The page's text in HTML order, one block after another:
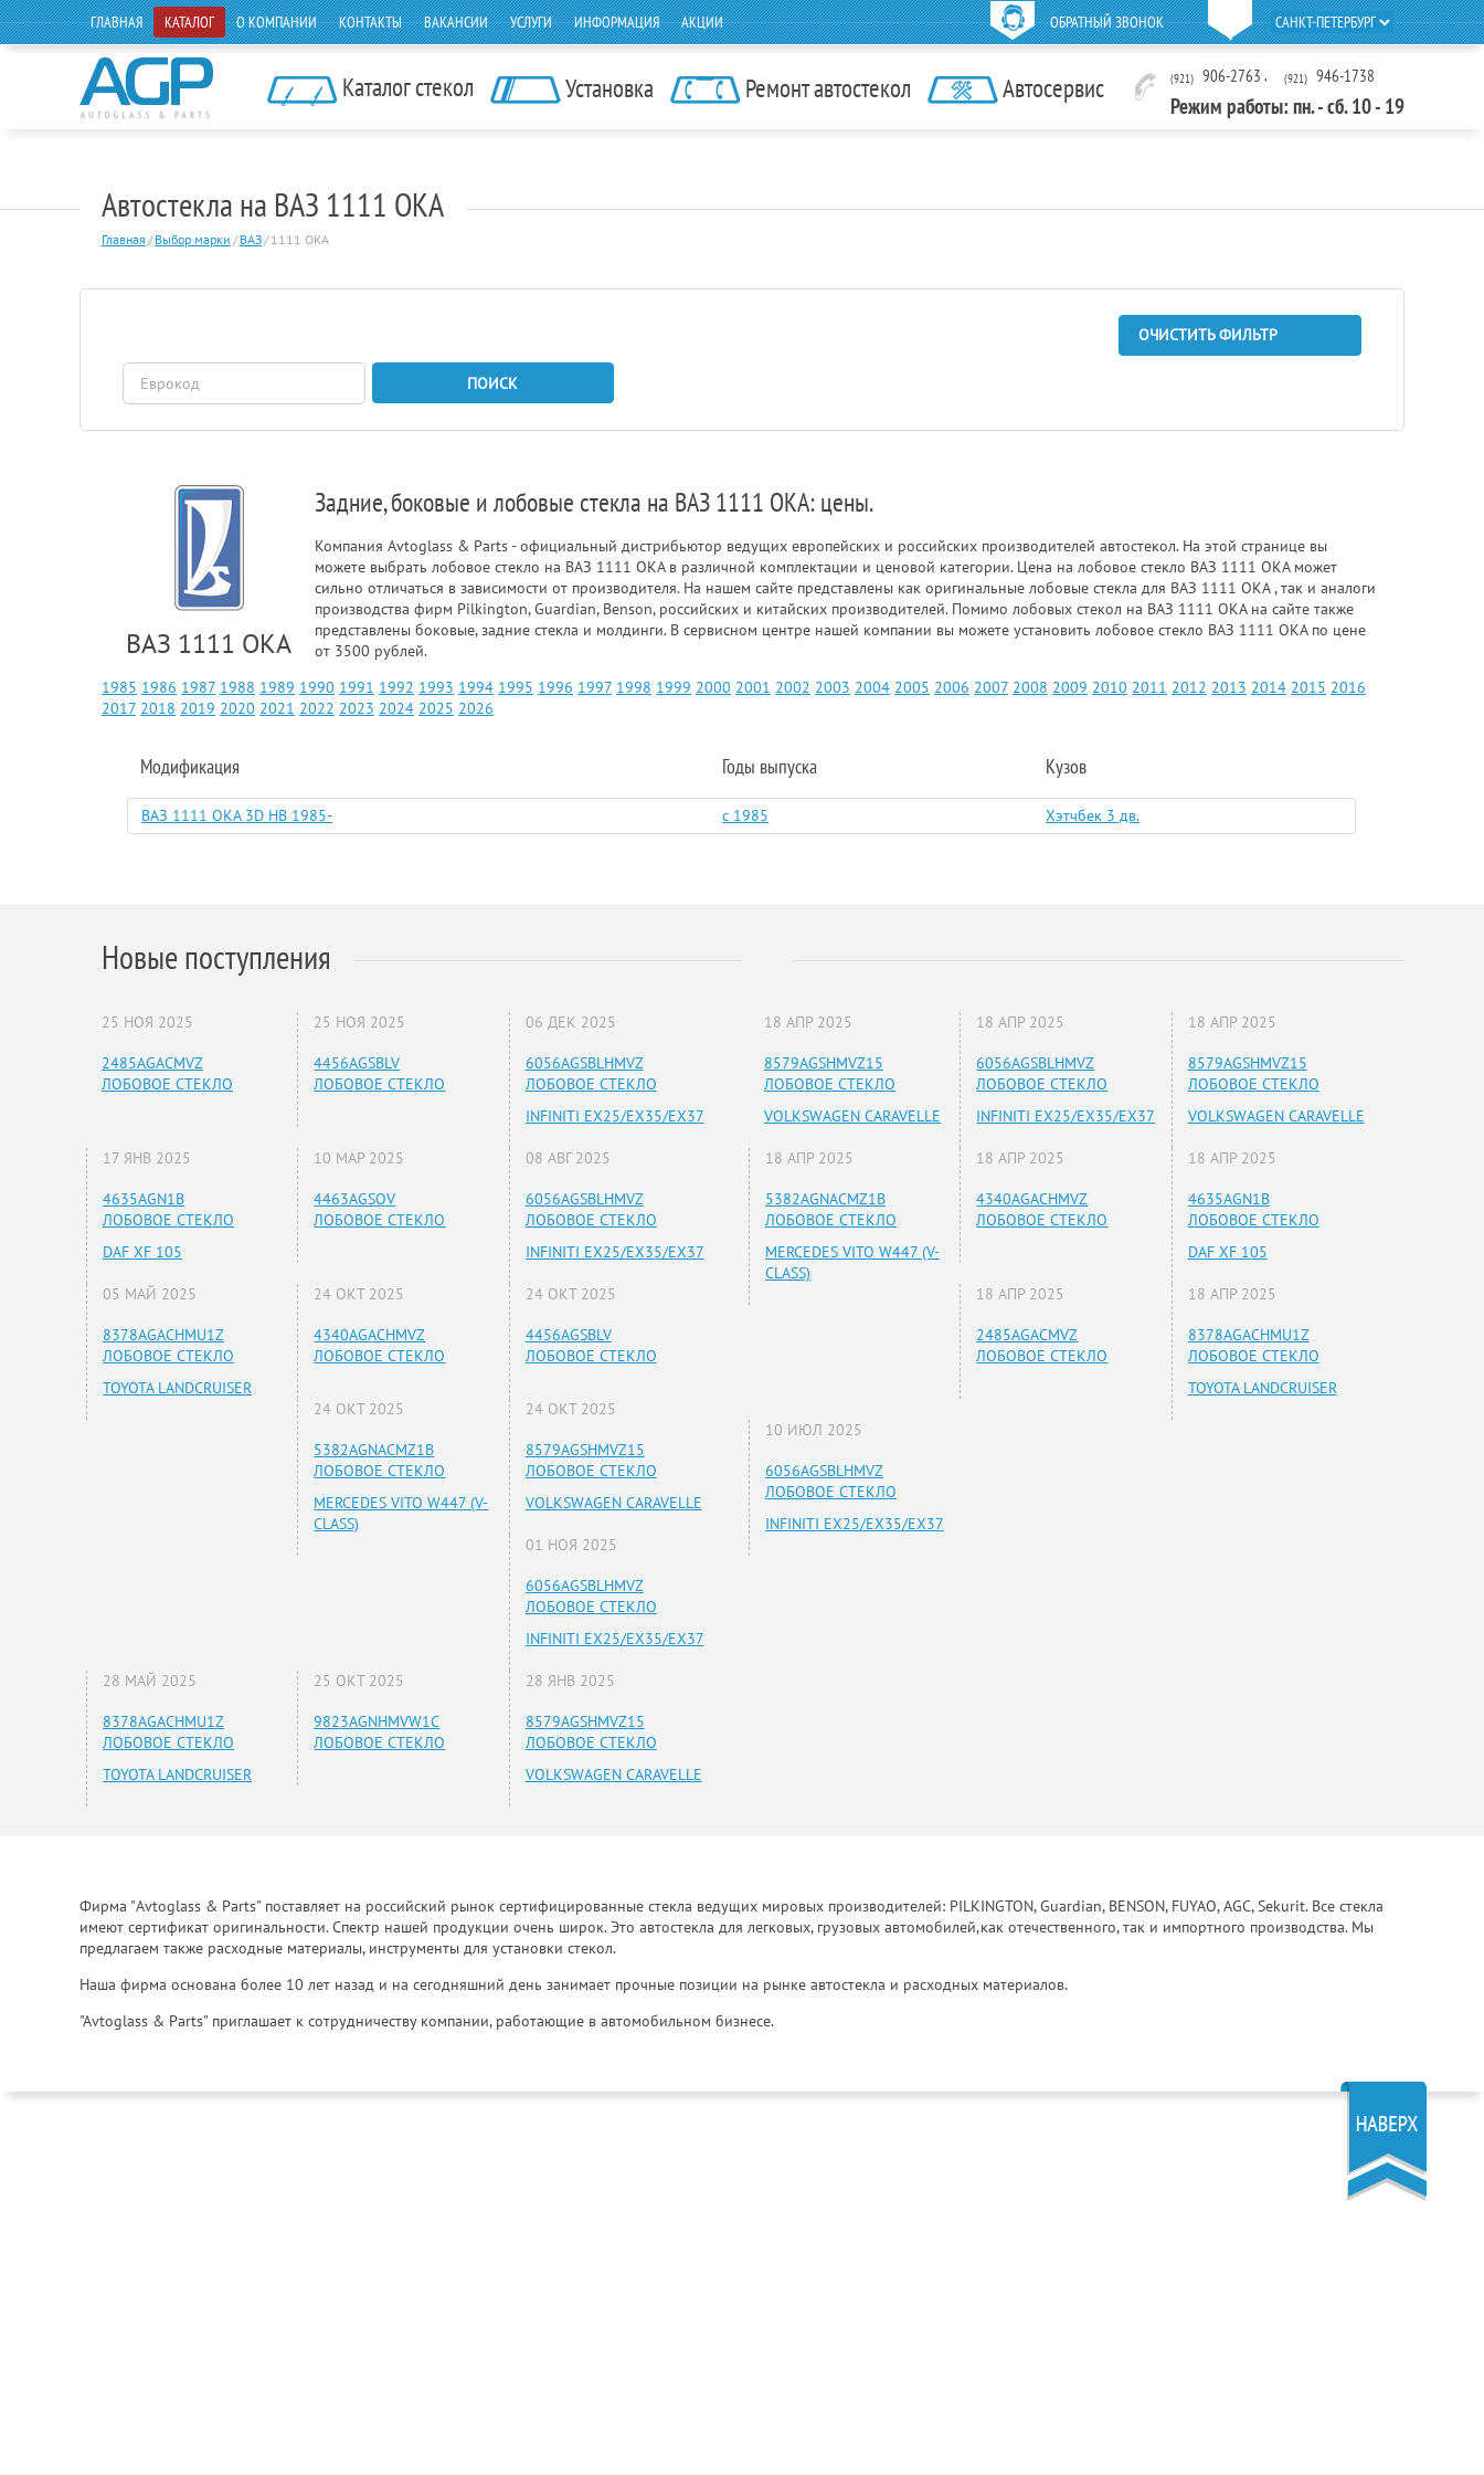
ОБРАТНЫЙ ЗВОНОК
ГЛАВНАЯ КАТАЛОГ О КОМПАНИИ КОНТАКТЫ ВАКАНСИИ УСЛУГИ ИНФОРМАЦИЯ АКЦИИ
Каталог стекол Установка Ремонт автостекол Автосервис (921) 906-2763 , (921) 946-1738
Режим работы: пн. - сб. 10 - 19
Автостекла на ВАЗ 1111 ОКА
Главная / Выбор марки / ВАЗ/ 1111 ОКА
ОЧИСТИТЬ ФИЛЬТР
ПОИСК
ВАЗ 1111 ОКА
Задние, боковые и лобовые стекла на ВАЗ 1111 ОКА: цены.
Компания Avtoglass & Parts - официальный дистрибьютор ведущих европейских и российских производителей автостекол. На этой странице вы
можете выбрать лобовое стекло на ВАЗ 1111 ОКА в различной комплектации и ценовой категории. Цена на лобовое стекло ВАЗ 1111 ОКА может
сильно отличаться в зависимости от производителя. На нашем сайте представлены как оригинальные лобовые стекла для ВАЗ 1111 ОКА , так и аналоги
производства фирм Pilkington, Guardian, Benson, российских и китайских производителей. Помимо лобовых стекол на ВАЗ 1111 ОКА на сайте также
представлены боковые, задние стекла и молдинги. В сервисном центре нашей компании вы можете установить лобовое стекло ВАЗ 1111 ОКА по цене
от 3500 рублей.
1985 1986 1987 1988 1989 1990 1991 1992 1993 1994 1995 1996 1997 1998 1999 2000 2001 2002 2003 2004 2005 2006 2007 2008 2009 2010 2011 2012 2013 2014 2015 2016
2017 2018 2019 2020 2021 2022 2023 2024 2025 2026
Модификация Годы выпуска Кузов
ВАЗ 1111 ОКА 3D HB 1985- c 1985 Хэтчбек 3 дв.
Новые поступления
25 НОЯ 2025
2485AGACMVZ
ЛОБОВОЕ СТЕКЛО
25 НОЯ 2025
4456AGSBLV
ЛОБОВОЕ СТЕКЛО
06 ДЕК 2025
6056AGSBLHMVZ
ЛОБОВОЕ СТЕКЛО
INFINITI EX25/EX35/EX37
17 ЯНВ 2025
4635AGN1B
ЛОБОВОЕ СТЕКЛО
DAF XF 105
10 МАР 2025
4463AGSOV
ЛОБОВОЕ СТЕКЛО
08 АВГ 2025
6056AGSBLHMVZ
ЛОБОВОЕ СТЕКЛО
INFINITI EX25/EX35/EX37
05 МАЙ 2025
8378AGACHMU1Z
ЛОБОВОЕ СТЕКЛО
TOYOTA LANDCRUISER
24 ОКТ 2025
4340AGACHMVZ
ЛОБОВОЕ СТЕКЛО
24 ОКТ 2025
4456AGSBLV
ЛОБОВОЕ СТЕКЛО
24 ОКТ 2025
5382AGNACMZ1B
ЛОБОВОЕ СТЕКЛО
MERCEDES VITO W447 (V-
CLASS)
24 ОКТ 2025
8579AGSHMVZ15
ЛОБОВОЕ СТЕКЛО
VOLKSWAGEN CARAVELLE
01 НОЯ 2025
6056AGSBLHMVZ
ЛОБОВОЕ СТЕКЛО
INFINITI EX25/EX35/EX37
28 МАЙ 2025
8378AGACHMU1Z
ЛОБОВОЕ СТЕКЛО
TOYOTA LANDCRUISER
25 ОКТ 2025
9823AGNHMVW1C
ЛОБОВОЕ СТЕКЛО
28 ЯНВ 2025
8579AGSHMVZ15
ЛОБОВОЕ СТЕКЛО
VOLKSWAGEN CARAVELLE
18 АПР 2025
8579AGSHMVZ15
ЛОБОВОЕ СТЕКЛО
VOLKSWAGEN CARAVELLE
18 АПР 2025
6056AGSBLHMVZ
ЛОБОВОЕ СТЕКЛО
INFINITI EX25/EX35/EX37
18 АПР 2025
8579AGSHMVZ15
ЛОБОВОЕ СТЕКЛО
VOLKSWAGEN CARAVELLE
18 АПР 2025
5382AGNACMZ1B
ЛОБОВОЕ СТЕКЛО
MERCEDES VITO W447 (V-
CLASS)
18 АПР 2025
4340AGACHMVZ
ЛОБОВОЕ СТЕКЛО
18 АПР 2025
4635AGN1B
ЛОБОВОЕ СТЕКЛО
DAF XF 105
18 АПР 2025
2485AGACMVZ
ЛОБОВОЕ СТЕКЛО
18 АПР 2025
8378AGACHMU1Z
ЛОБОВОЕ СТЕКЛО
TOYOTA LANDCRUISER
10 ИЮЛ 2025
6056AGSBLHMVZ
ЛОБОВОЕ СТЕКЛО
INFINITI EX25/EX35/EX37
Фирма "Avtoglass & Parts" поставляет на российский рынок сертифицированные стекла ведущих мировых производителей: PILKINGTON, Guardian, BENSON, FUYAO, AGC, Sekurit. Все стекла
имеют сертификат оригинальности. Спектр нашей продукции очень широк. Это автостекла для легковых, грузовых автомобилей,как отечественного, так и импортного производства. Мы
предлагаем также расходные материалы, инструменты для установки стекол.
Наша фирма основана более 10 лет назад и на сегодняшний день занимает прочные позиции на рынке автостекла и расходных материалов.
"Avtoglass & Parts" приглашает к сотрудничеству компании, работающие в автомобильном бизнесе.